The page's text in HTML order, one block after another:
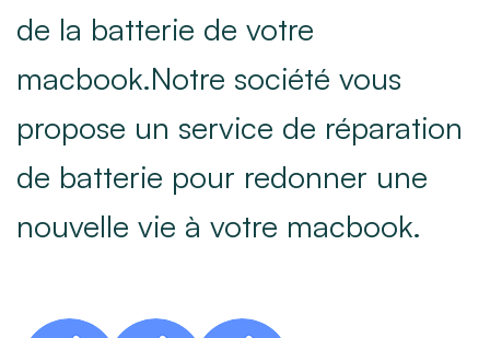
de la batterie de votre
macbook.Notre société vous
propose un service de réparation
de batterie pour redonner une
nouvelle vie à votre macbook.